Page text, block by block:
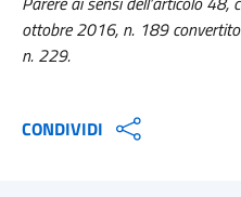
ottobre 2016, n. 189
n. 229.
CONDIVIDI